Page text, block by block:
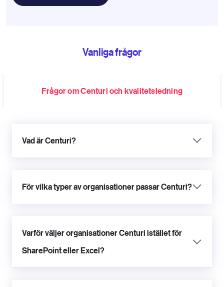
Vanliga frågor
Frågor om Centuri och kvalitetsledning
Vad är Centuri?
För vilka typer av organisationer passar Centuri?
Varför väljer organisationer Centuri istället för
SharePoint eller Excel?